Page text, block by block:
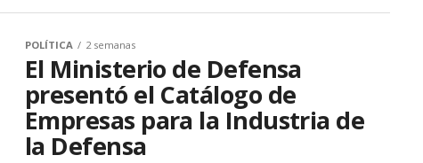
POLÍTICA 2 semanas
El Ministerio de Defensa
presentó el Catálogo de
Empresas para la Industria de
la Defensa